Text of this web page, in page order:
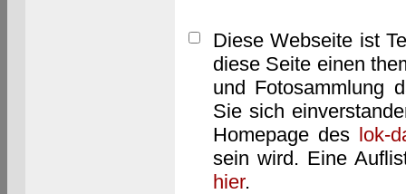
Diese Webseite ist
diese Seite einen
und Fotosammlung
Sie sich
Homepage des lok-
sein wird. Eine
hier.